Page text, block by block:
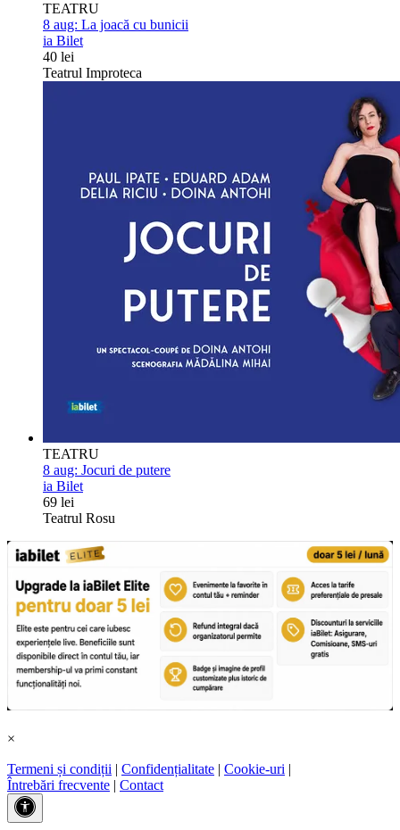
TEATRU
8 aug: La joacă cu bunicii
ia Bilet
40 lei
Teatrul Improteca
TEATRU
8 aug: Jocuri de putere
ia Bilet
69 lei
Teatrul Rosu
×
Termeni și condiții | Confidențialitate | Cookie-uri |
Întrebări frecvente | Contact